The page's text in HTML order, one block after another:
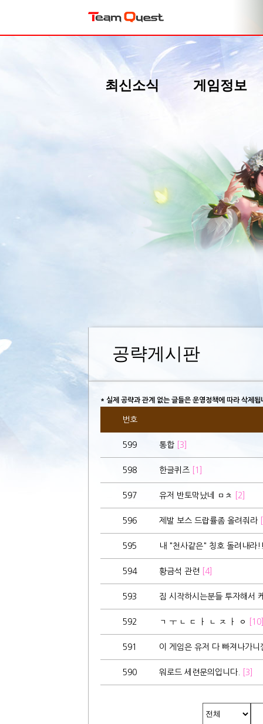
최신소식 게임정보
공략게시판
* 실제 공략과 관계 없는 글들은 운영정책에 따라 삭제됩
번호
599 통합 [3]
598 한글퀴즈 [1]
597 유저 반토막났네 ㅁㅊ [2]
596 제발 보스 드랍률좀 올려줘라
595 내 "천사같은" 칭호 돌려내라
594 황금석 관련 [4]
593 짐 시작하시는분들 투자해서
592 ㄱ ㅜ ㄴ ㄷ ㅏ ㄴ ㅈ ㅏ ㅇ
591 이 게임은 유저 다 빠져나가
590 워로드 세련문의입니다. [3]